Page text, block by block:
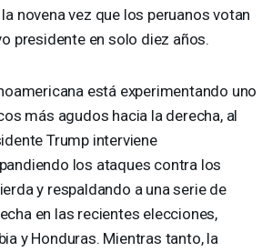
novena vez que los peruanos votan
presidente en solo diez años.
está experimentando uno
más agudos hacia la derecha, al
Trump interviene
los ataques contra los
y respaldando a una serie de
en las recientes elecciones,
y Honduras. Mientras tanto, la